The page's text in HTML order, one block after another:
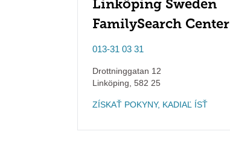
Linköping Sweden
FamilySearch Center
013-31 03 31
Drottninggatan 12
Linköping 582 25
ZÍSKAŤ POKYNY, KADIAĽ ÍSŤ